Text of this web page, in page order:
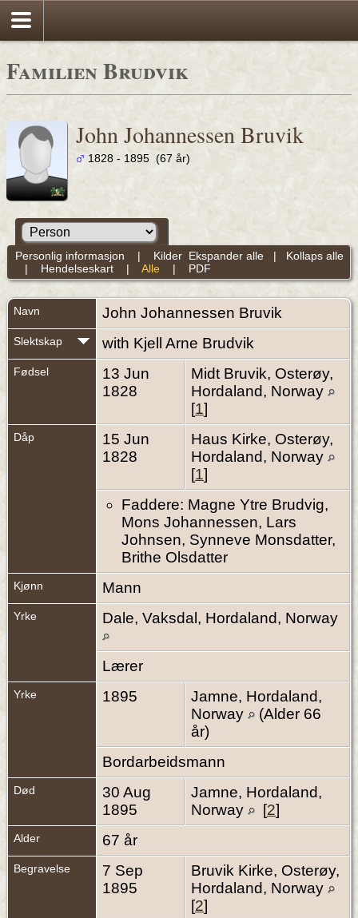
Familien Brudvik
John Johannessen Bruvik
1828 - 1895 (67 år)
Ekspander alle | Kollaps alle
Personlig informasjon | Kilder
| Hendelseskart| Alle | PDF
Navn John Johannessen Bruvik
Slektskap with Kjell Arne Brudvik
Fødsel
13 Jun
1828
Midt Bruvik, Osterøy,
Hordaland, Norway
[1]
Dåp
15 Jun
1828
Haus Kirke, Osterøy,
Hordaland, Norway
[1]
Faddere: Magne Ytre Brudvig,
Mons Johannessen, Lars
Johnsen, Synneve Monsdatter,
Brithe Olsdatter
Kjønn Mann
Yrke Dale, Vaksdal, Hordaland, Norway
Lærer
Yrke 1895
Jamne, Hordaland,
Norway
(Alder 66
år)
Bordarbeidsmann
Død
30 Aug
1895
Jamne, Hordaland,
Norway
[2]
Alder 67 år
Begravelse
7 Sep
1895
Bruvik Kirke, Osterøy,
Hordaland, Norway
[2]